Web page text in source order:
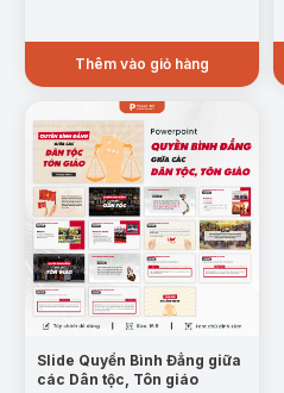
Thêm vào giỏ hàng
Slide Quyền Bình Đẳng giữa
các Dân tộc, Tôn giáo